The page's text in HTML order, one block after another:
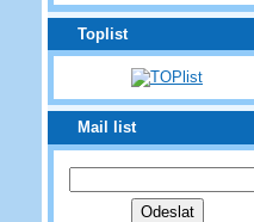
Toplist
Mail list